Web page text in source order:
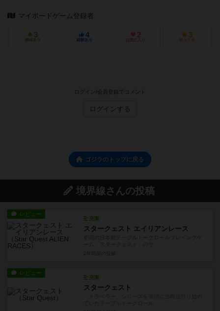
マイボードゲーム登録者
3
興味あり
4
経験あり
2
お気に入り
3
持ってる
ログイン/会員登録でコメント
ログインする
ゴジラのトップに戻る
境界線さんの投稿
レビュー
充実
スタークェスト エイリアンレース
レビュー
充実
スタークェスト